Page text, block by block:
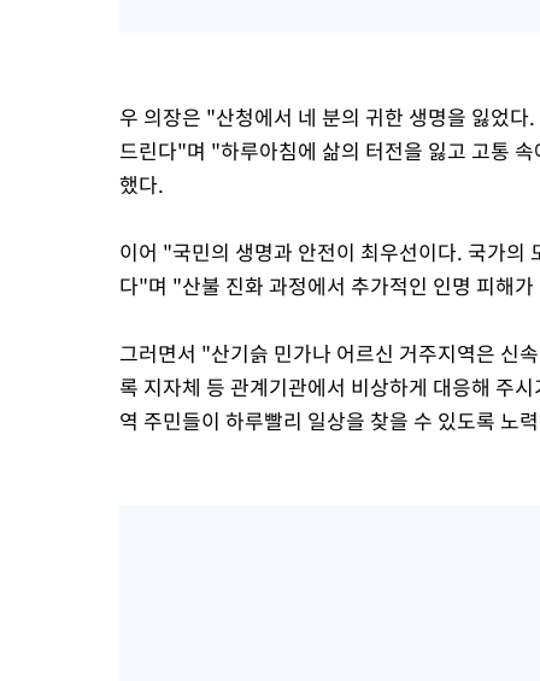
우 의장은 "산청에서 네 분의 귀한 생명을 잃었
드린다"며 "하루아침에 삶의 터전을 잃고 고통
했다.
이어 "국민의 생명과 안전이 최우선이다. 국가의
다"며 "산불 진화 과정에서 추가적인 인명 피해
그러면서 "산기슭 민가나 어르신 거주지역은 신
록 지자체 등 관계기관에서 비상하게 대응해 주
역 주민들이 하루빨리 일상을 찾을 수 있도록 노